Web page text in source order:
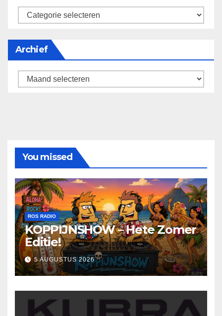
categorieën
Archief
Archief
You missed
ROS RADIO
KOPPIJNSHOW – Hete Zomer
Editie!
5 AUGUSTUS 2026